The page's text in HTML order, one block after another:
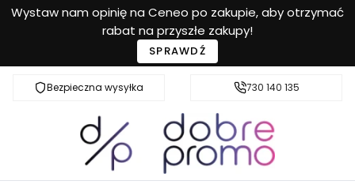
Wystaw nam opinię na Ceneo po zakupie, aby otrzymać
rabat na przyszłe zakupy!
SPRAWDŹ
Bezpieczna wysyłka Przyjazna pomoc
730 140 135